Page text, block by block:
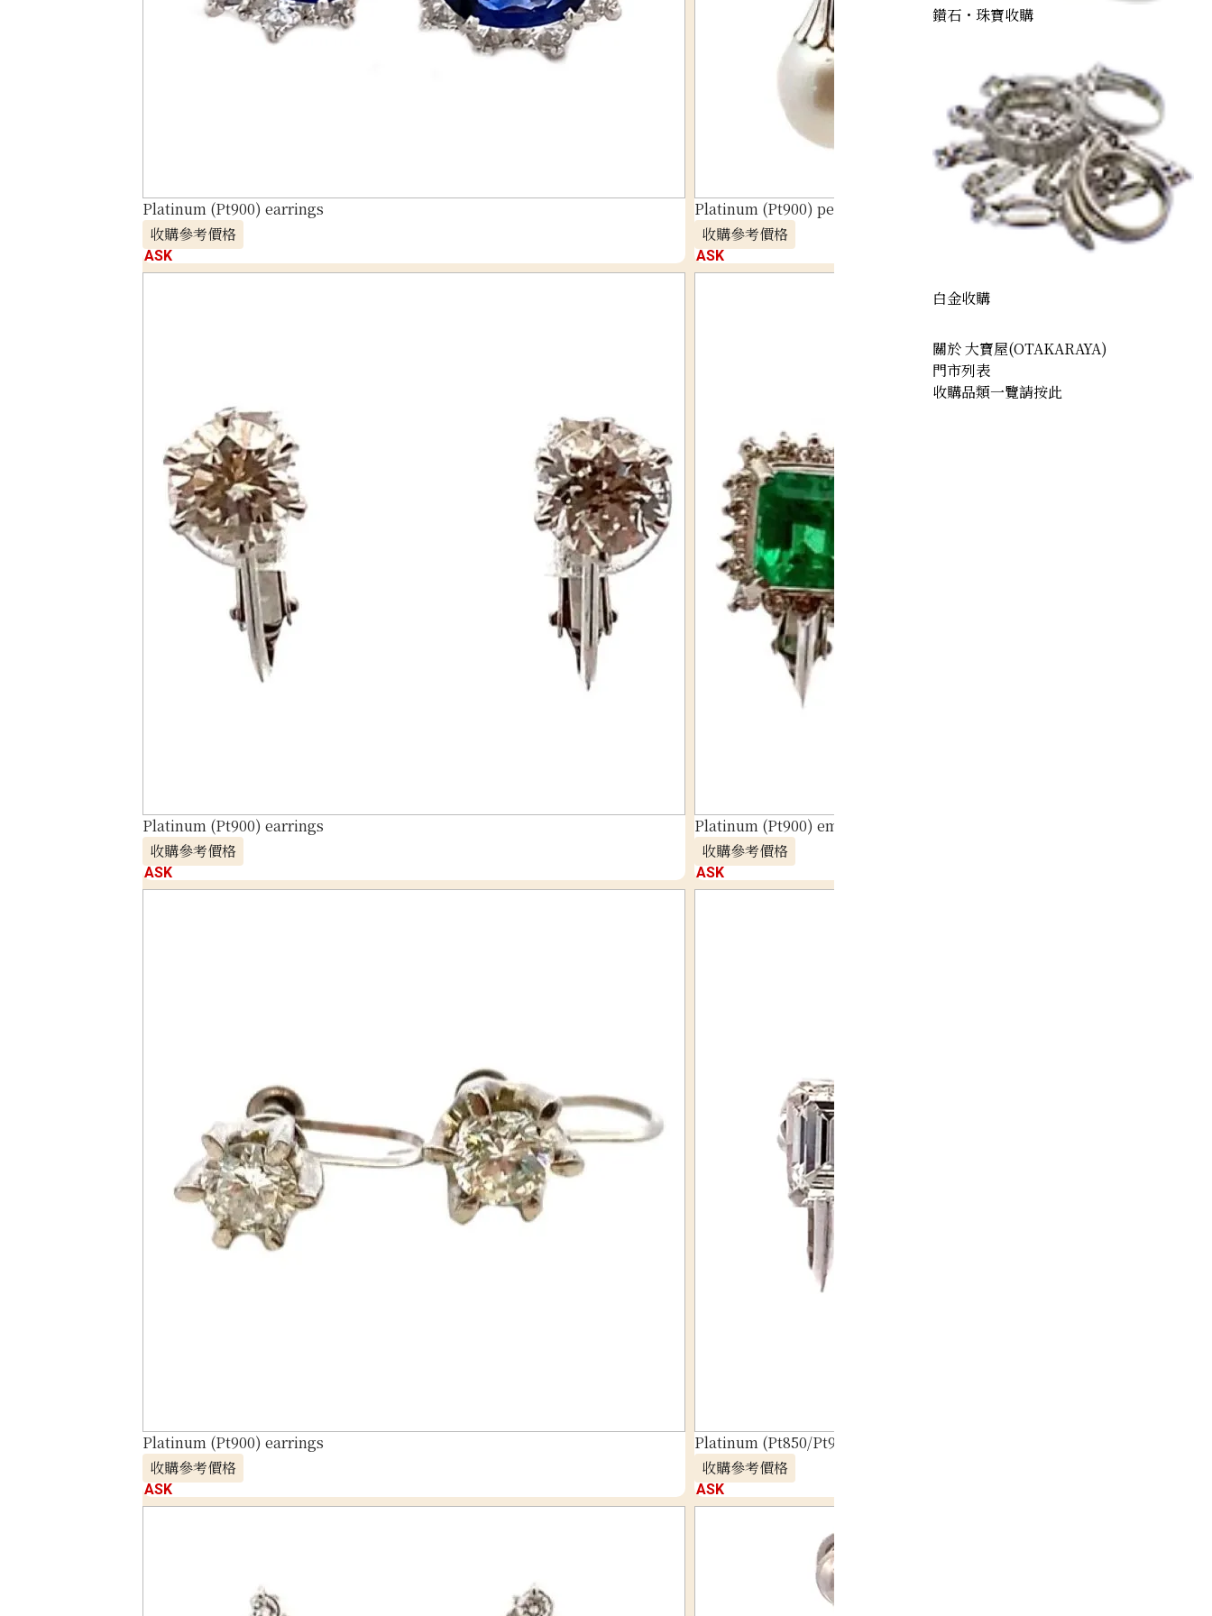
Platinum (Pt900) earrings
收購參考價格
ASK
Platinum (Pt900) pearl earrings
收購參考價格
ASK
Platinum (Pt900) earrings
收購參考價格
ASK
Platinum (Pt900) emerald earrings
收購參考價格
ASK
Platinum (Pt900) earrings
收購參考價格
ASK
Platinum (Pt850/Pt900) Earrings
收購參考價格
ASK
鑽石・珠寶收購
白金收購
關於 大寶屋(OTAKARAYA)
門市列表
收購品類一覽請按此